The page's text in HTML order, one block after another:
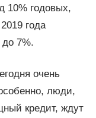
10% годовых,
года
до 7%.
очень
люди,
кредит, ждут